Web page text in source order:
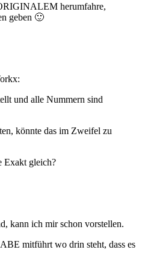
herumfahre,
geben 🙂
und alle Nummern sind
könnte das im Zweifel zu
Exakt gleich?
kann ich mir schon vorstellen.
mitführt wo drin steht, dass es